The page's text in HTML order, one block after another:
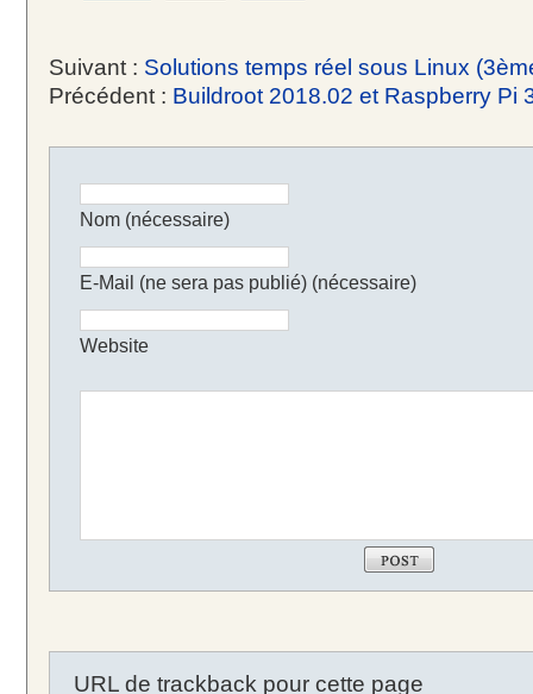
Suivant : Solutions temps réel sous Linux
Précédent : Buildroot 2018.02 et Raspberry Pi
Nom (nécessaire)
E-Mail (ne sera pas publié) (nécessaire)
Website
URL de trackback pour cette page